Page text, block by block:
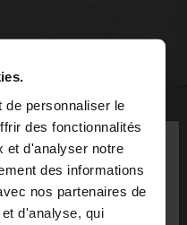
de personnaliser le
des fonctionnalités
et d'analyser notre
des informations
nos partenaires de
d'analyse, qui
×
Tunisia. Voulez-vous
States?